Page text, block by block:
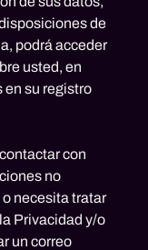
de
podrá acceder
usted, en
en su registro
con
no
necesita tratar
Privacidad y/o
un correo